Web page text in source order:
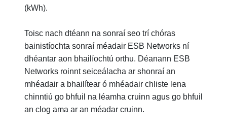
(kWh).
Toisc nach dtéann na sonraí seo trí chóras
bainistíochta sonraí méadair ESB Networks ní
dhéantar aon bhailíochtú orthu. Déanann ESB
Networks roinnt seiceálacha ar shonraí an
mhéadair a bhailítear ó mhéadair chliste lena
chinntiú go bhfuil na léamha cruinn agus go bhfuil
an clog ama ar an méadar cruinn.